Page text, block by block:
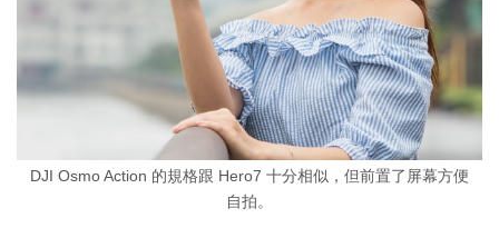
DJI Osmo Action 的規格跟 Hero7 十分相似，但前置了屏幕方便
自拍。